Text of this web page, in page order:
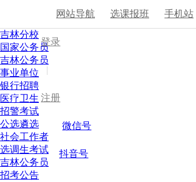
网站导航 选课报班 手机站
登录
|
注册
微信号
抖音号
吉林分校
国家公务员
吉林公务员
事业单位
银行招聘
医疗卫生
招警考试
公选遴选
社会工作者
选调生考试
吉林公务员
招考公告